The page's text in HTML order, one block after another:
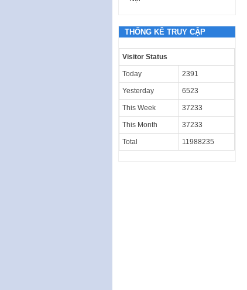
THỐNG KÊ TRUY CẬP
Visitor Status
Today 2391
Yesterday 6523
This Week 37233
This Month 37233
Total 11988235